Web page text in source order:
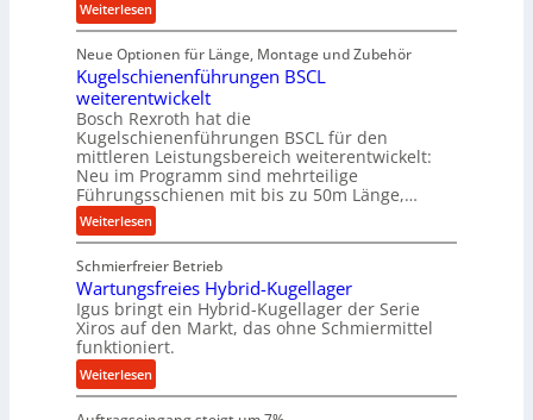
b
f
ü
r
r
a
u
e
U
m
g
e
b
u
n
g
e
Weiterlesen:
D
i
g
i
t
a
e
r
W
e
r
k
z
e
g
k
Neue Optionen für Länge, Montage und Zubehör
Kugelschienenführungen BSCL
weiterentwickelt
Bosch Rexroth hat die
Kugelschienenführungen BSCL für den
mittleren Leistungsbereich weiterentwickelt:
Neu im Programm sind mehrteilige
Führungsschienen mit bis zu 50m Länge,…
Weiterlesen:
K
u
g
e
l
s
c
h
Schmierfreier Betrieb
Wartungsfreies Hybrid-Kugellager
Igus bringt ein Hybrid-Kugellager der Serie
Xiros auf den Markt, das ohne Schmiermittel
funktioniert.
Weiterlesen:
W